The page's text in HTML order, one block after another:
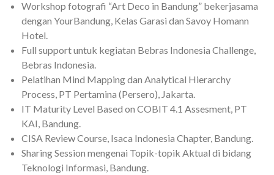
Workshop fotografi “Art Deco in Bandung” bekerjasama
dengan YourBandung, Kelas Garasi dan Savoy Homann
Hotel.
Full support untuk kegiatan Bebras Indonesia Challenge,
Bebras Indonesia.
Pelatihan Mind Mapping dan Analytical Hierarchy
Process, PT Pertamina (Persero), Jakarta.
IT Maturity Level Based on COBIT 4.1 Assesment, PT
KAI, Bandung.
CISA Review Course, Isaca Indonesia Chapter, Bandung.
Sharing Session mengenai Topik-topik Aktual di bidang
Teknologi Informasi, Bandung.